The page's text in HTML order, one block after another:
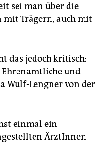
sei man über die
mit Trägern, auch mit
das jedoch kritisch:
Ehrenamtliche und
Wulf-Lengner von der
einmal ein
ÄrztInnen